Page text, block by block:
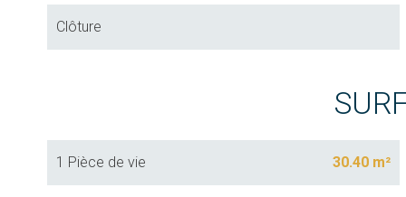
Clôture
1 Pièce de vie 30.40 m²